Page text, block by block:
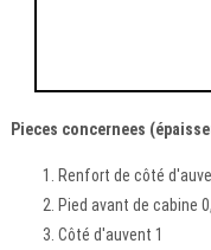
Pieces concernees
Renfort de côté
Pied avant de cabine
Côté d'auvent 1